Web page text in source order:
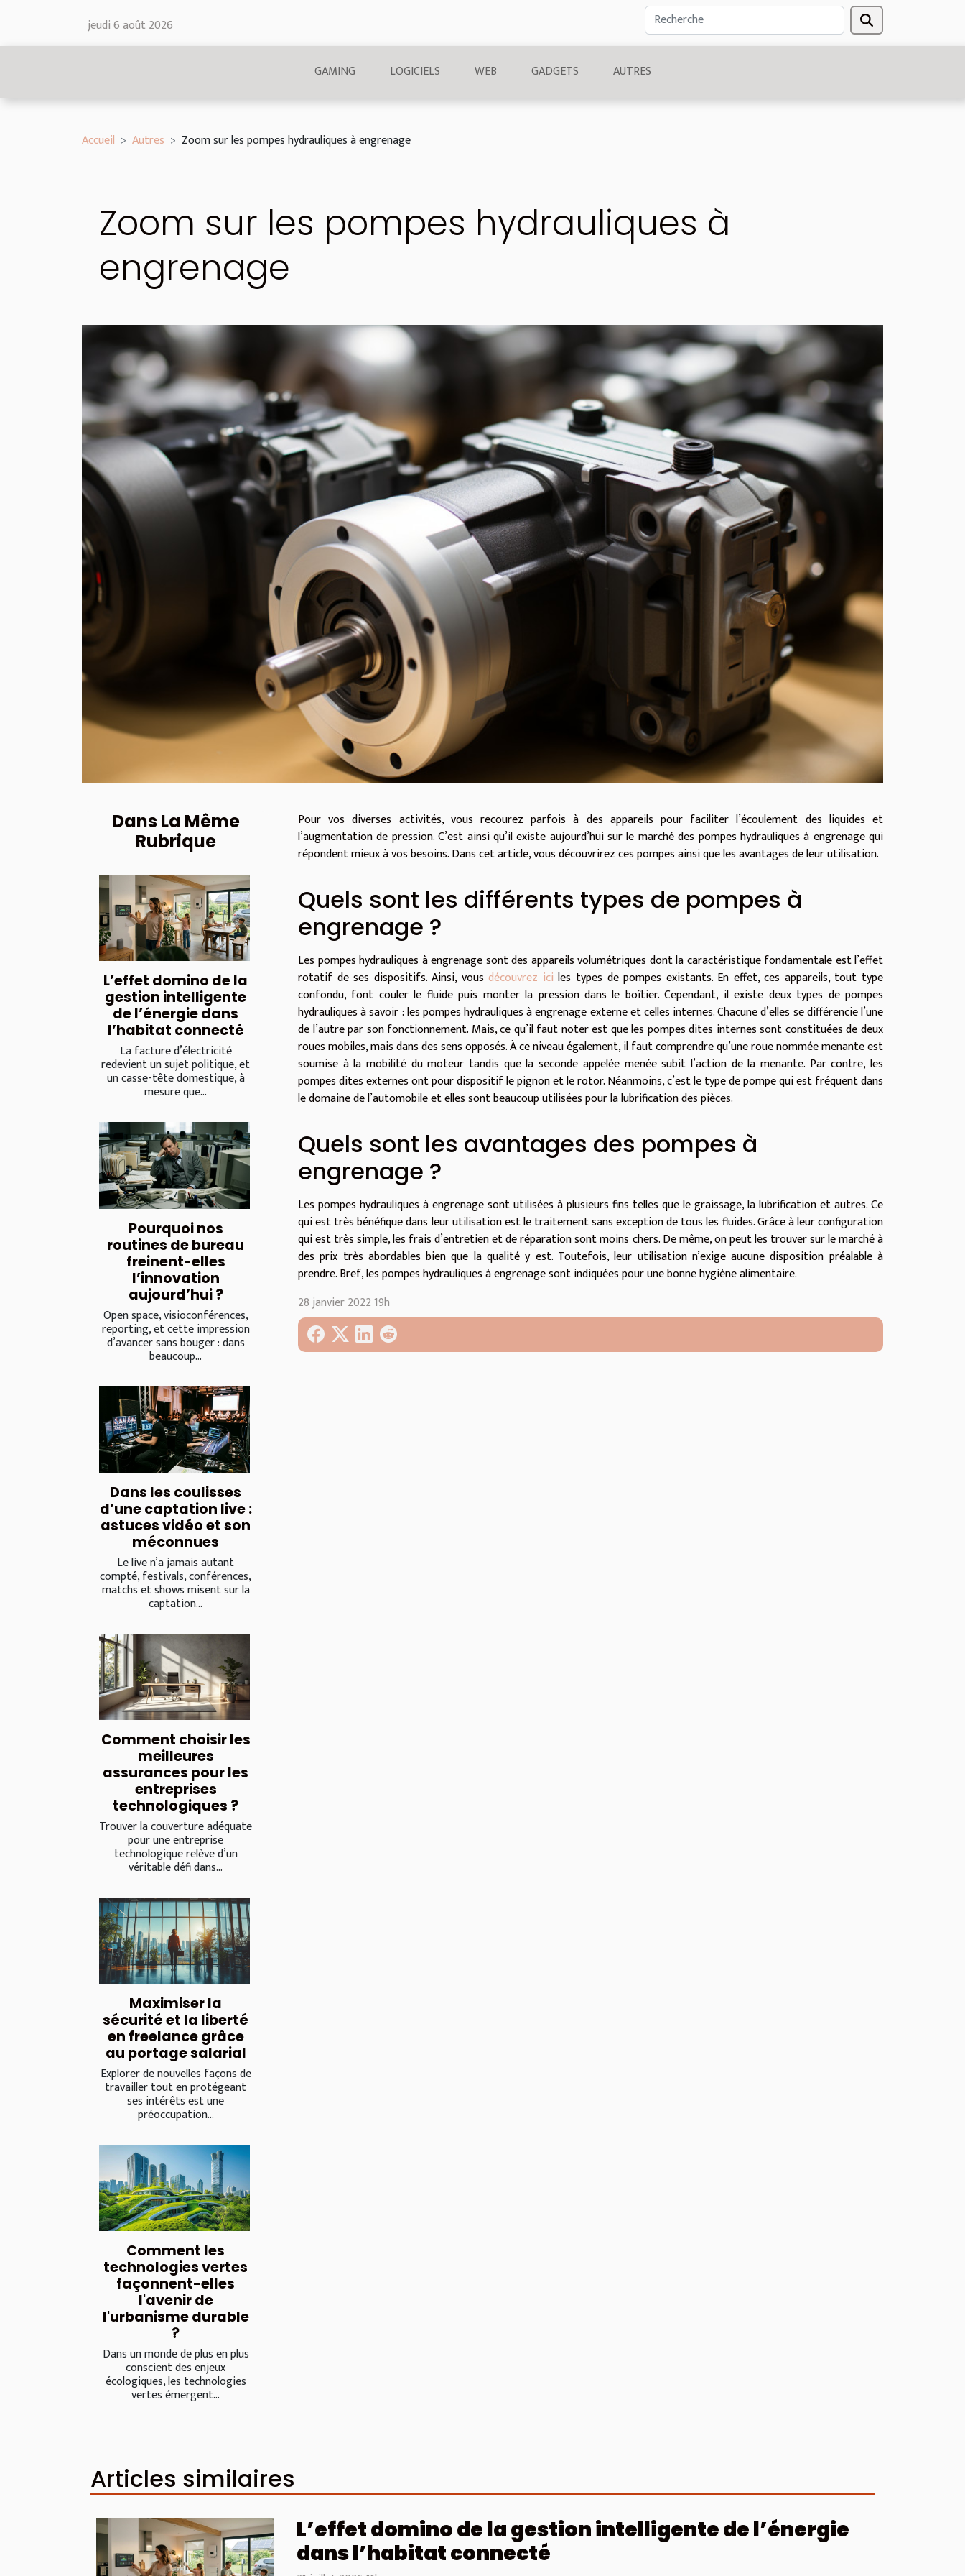
jeudi 6 août 2026
GAMING LOGICIELS WEB GADGETS AUTRES
Accueil Autres Zoom sur les pompes hydrauliques à engrenage
Zoom sur les pompes hydrauliques à
engrenage
Dans La Même
Rubrique
L’effet domino de la
gestion intelligente
de l’énergie dans
l’habitat connecté
La facture d’électricité
redevient un sujet politique, et
un casse-tête domestique, à
mesure que...
Pourquoi nos
routines de bureau
freinent-elles
l’innovation
aujourd’hui ?
Open space, visioconférences,
reporting, et cette impression
d’avancer sans bouger : dans
beaucoup...
Dans les coulisses
d’une captation live :
astuces vidéo et son
méconnues
Le live n’a jamais autant
compté, festivals, conférences,
matchs et shows misent sur la
captation...
Comment choisir les
meilleures
assurances pour les
entreprises
technologiques ?
Trouver la couverture adéquate
pour une entreprise
technologique relève d’un
véritable défi dans...
Maximiser la
sécurité et la liberté
en freelance grâce
au portage salarial
Explorer de nouvelles façons de
travailler tout en protégeant
ses intérêts est une
préoccupation...
Comment les
technologies vertes
façonnent-elles
l'avenir de
l'urbanisme durable
?
Dans un monde de plus en plus
conscient des enjeux
écologiques, les technologies
vertes émergent...
Pour vos diverses activités, vous recourez parfois à des appareils pour faciliter l’écoulement des liquides et
l’augmentation de pression. C’est ainsi qu’il existe aujourd’hui sur le marché des pompes hydrauliques à engrenage qui
répondent mieux à vos besoins. Dans cet article, vous découvrirez ces pompes ainsi que les avantages de leur utilisation.
Quels sont les différents types de pompes à
engrenage ?
Les pompes hydrauliques à engrenage sont des appareils volumétriques dont la caractéristique fondamentale est l’effet
rotatif de ses dispositifs. Ainsi, vousdécouvrez ici les types de pompes existants. En effet, ces appareils, tout type
confondu, font couler le fluide puis monter la pression dans le boîtier. Cependant, il existe deux types de pompes
hydrauliques à savoir : les pompes hydrauliques à engrenage externe et celles internes. Chacune d’elles se différencie l’une
de l’autre par son fonctionnement. Mais, ce qu’il faut noter est que les pompes dites internes sont constituées de deux
roues mobiles, mais dans des sens opposés. À ce niveau également, il faut comprendre qu’une roue nommée menante est
soumise à la mobilité du moteur tandis que la seconde appelée menée subit l’action de la menante. Par contre, les
pompes dites externes ont pour dispositif le pignon et le rotor. Néanmoins, c’est le type de pompe qui est fréquent dans
le domaine de l’automobile et elles sont beaucoup utilisées pour la lubrification des pièces.
Quels sont les avantages des pompes à
engrenage ?
Les pompes hydrauliques à engrenage sont utilisées à plusieurs fins telles que le graissage, la lubrification et autres. Ce
qui est très bénéfique dans leur utilisation est le traitement sans exception de tous les fluides. Grâce à leur configuration
qui est très simple, les frais d’entretien et de réparation sont moins chers. De même, on peut les trouver sur le marché à
des prix très abordables bien que la qualité y est. Toutefois, leur utilisation n’exige aucune disposition préalable à
prendre. Bref, les pompes hydrauliques à engrenage sont indiquées pour une bonne hygiène alimentaire.
28 janvier 2022 19h
Articles similaires
L’effet domino de la gestion intelligente de l’énergie
dans l’habitat connecté